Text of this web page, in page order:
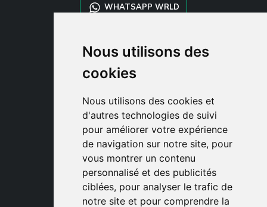
Nous utilisons des
cookies
Nous utilisons des cookies et
d'autres technologies de suivi
pour améliorer votre expérience
de navigation sur notre site, pour
vous montrer un contenu
personnalisé et des publicités
ciblées, pour analyser le trafic de
notre site et pour comprendre la
WHATSAPP WRLD
STYLIA SERVICES
SHOP B2B
TAYLOR MADE ORDERS
CLIENT
ENREGISTRE-TOI
ACCÈS
PANIER